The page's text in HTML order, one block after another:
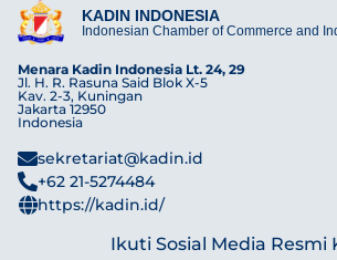
KADIN INDONESIA
Indonesian Chamber of Commerce and
Menara Kadin Indonesia Lt. 24, 29
Jl. H. R. Rasuna Said Blok X-5
Kav. 2-3, Kuningan
Jakarta 12950
Indonesia
sekretariat@kadin.id
+62 21-5274484
https://kadin.id/
Ikuti Sosial Media Resmi